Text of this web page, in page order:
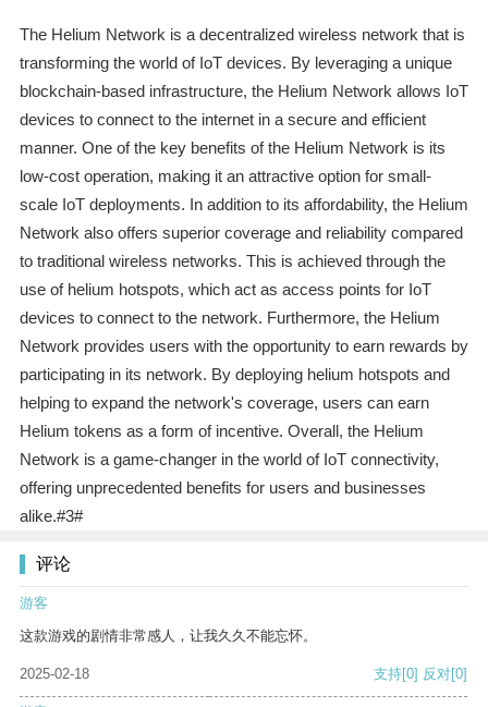
The Helium Network is a decentralized wireless network that is
transforming the world of IoT devices. By leveraging a unique
blockchain-based infrastructure, the Helium Network allows IoT
devices to connect to the internet in a secure and efficient
manner. One of the key benefits of the Helium Network is its
low-cost operation, making it an attractive option for small-
scale IoT deployments. In addition to its affordability, the Helium
Network also offers superior coverage and reliability compared
to traditional wireless networks. This is achieved through the
use of helium hotspots, which act as access points for IoT
devices to connect to the network. Furthermore, the Helium
Network provides users with the opportunity to earn rewards by
participating in its network. By deploying helium hotspots and
helping to expand the network's coverage, users can earn
Helium tokens as a form of incentive. Overall, the Helium
Network is a game-changer in the world of IoT connectivity,
offering unprecedented benefits for users and businesses
alike.#3#
评论
游客
这款游戏的剧情非常感人，让我久久不能忘怀。
2025-02-18 支持[0] 反对[0]